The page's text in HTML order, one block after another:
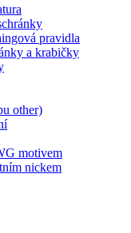
pravidla
a krabičky
other)
motivem
nickem